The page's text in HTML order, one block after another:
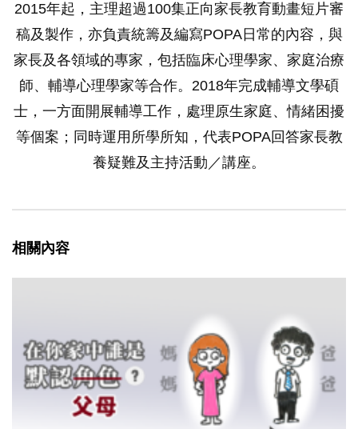
2015年起，主理超過100集正向家長教育動畫短片審
稿及製作，亦負責統籌及編寫POPA日常的內容，與
家長及各領域的專家，包括臨床心理學家、家庭治療
師、輔導心理學家等合作。2018年完成輔導文學碩
士，一方面開展輔導工作，處理原生家庭、情緒困擾
等個案；同時運用所學所知，代表POPA回答家長教
養疑難及主持活動／講座。
相關內容